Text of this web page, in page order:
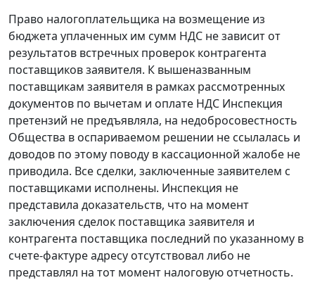
Право налогоплательщика на возмещение из
бюджета уплаченных им сумм НДС не зависит от
результатов встречных проверок контрагента
поставщиков заявителя. К вышеназванным
поставщикам заявителя в рамках рассмотренных
документов по вычетам и оплате НДС Инспекция
претензий не предъявляла, на недобросовестность
Общества в оспариваемом решении не ссылалась и
доводов по этому поводу в кассационной жалобе не
приводила. Все сделки, заключенные заявителем с
поставщиками исполнены. Инспекция не
представила доказательств, что на момент
заключения сделок поставщика заявителя и
контрагента поставщика последний по указанному в
счете-фактуре адресу отсутствовал либо не
представлял на тот момент налоговую отчетность.